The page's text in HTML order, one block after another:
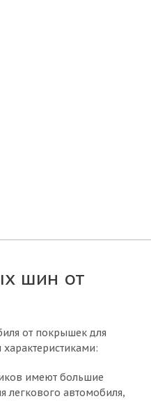
шин от
от покрышек для
характеристиками:
имеют большие
легкового автомобиля,